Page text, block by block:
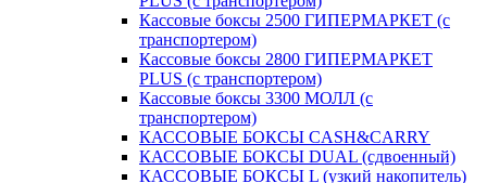
Кассовые боксы 2500 ГИПЕРМАРКЕТ (с
транспортером)
Кассовые боксы 2800 ГИПЕРМАРКЕТ
PLUS (с транспортером)
Кассовые боксы 3300 МОЛЛ (с
транспортером)
КАССОВЫЕ БОКСЫ CASH&CARRY
КАССОВЫЕ БОКСЫ DUAL (сдвоенный)
КАССОВЫЕ БОКСЫ L (узкий накопитель)